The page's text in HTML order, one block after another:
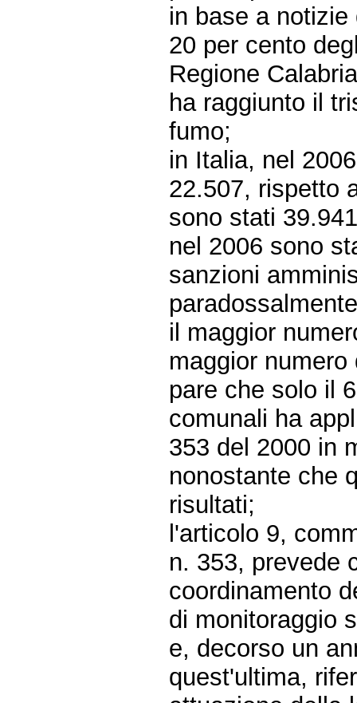
in base a
20 per cento
Regione
ha raggiunto il
fumo;
in Italia, nel
22.507, rispetto
sono stati
nel 2006 sono
sanzioni
il maggior
maggior numero
pare che solo il
comunali ha
353 del 2000 in
nonostante che
risultati;
l'articolo 9,
n. 353, prevede
coordinamento
di monitoraggio
e, decorso un
quest'ultima,